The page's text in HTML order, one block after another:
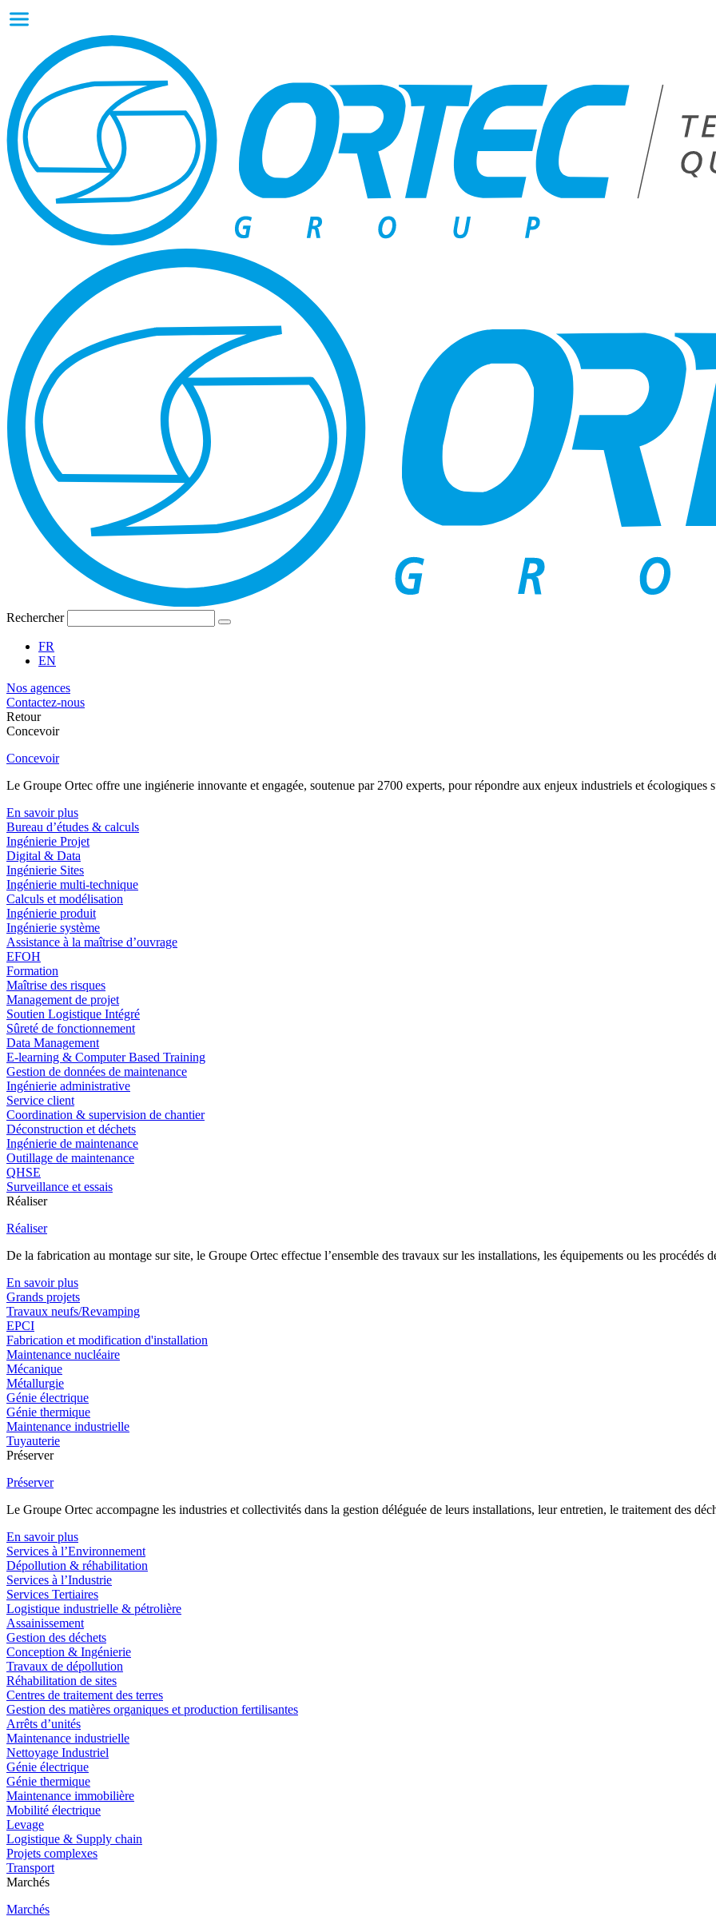
Rechercher
FR
EN
Nos agences
Contactez-nous
Retour
Concevoir
Concevoir
Le Groupe Ortec offre une ingiénerie innovante et engagée, soutenue par 2700 experts, pour répondre aux enjeux industriels et écologiques
En savoir plus
Bureau d’études & calculs
Ingénierie Projet
Digital & Data
Ingénierie Sites
Ingénierie multi-technique
Calculs et modélisation
Ingénierie produit
Ingénierie système
Assistance à la maîtrise d’ouvrage
EFOH
Formation
Maîtrise des risques
Management de projet
Soutien Logistique Intégré
Sûreté de fonctionnement
Data Management
E-learning & Computer Based Training
Gestion de données de maintenance
Ingénierie administrative
Service client
Coordination & supervision de chantier
Déconstruction et déchets
Ingénierie de maintenance
Outillage de maintenance
QHSE
Surveillance et essais
Réaliser
Réaliser
De la fabrication au montage sur site, le Groupe Ortec effectue l’ensemble des travaux sur les installations, les équipements ou les procédés
En savoir plus
Grands projets
Travaux neufs/Revamping
EPCI
Fabrication et modification d'installation
Maintenance nucléaire
Mécanique
Métallurgie
Génie électrique
Génie thermique
Maintenance industrielle
Tuyauterie
Préserver
Préserver
Le Groupe Ortec accompagne les industries et collectivités dans la gestion déléguée de leurs installations, leur entretien, le traitement des
En savoir plus
Services à l’Environnement
Dépollution & réhabilitation
Services à l’Industrie
Services Tertiaires
Logistique industrielle & pétrolière
Assainissement
Gestion des déchets
Conception & Ingénierie
Travaux de dépollution
Réhabilitation de sites
Centres de traitement des terres
Gestion des matières organiques et production fertilisantes
Arrêts d’unités
Maintenance industrielle
Nettoyage Industriel
Génie électrique
Génie thermique
Maintenance immobilière
Mobilité électrique
Levage
Logistique & Supply chain
Projets complexes
Transport
Marchés
Marchés